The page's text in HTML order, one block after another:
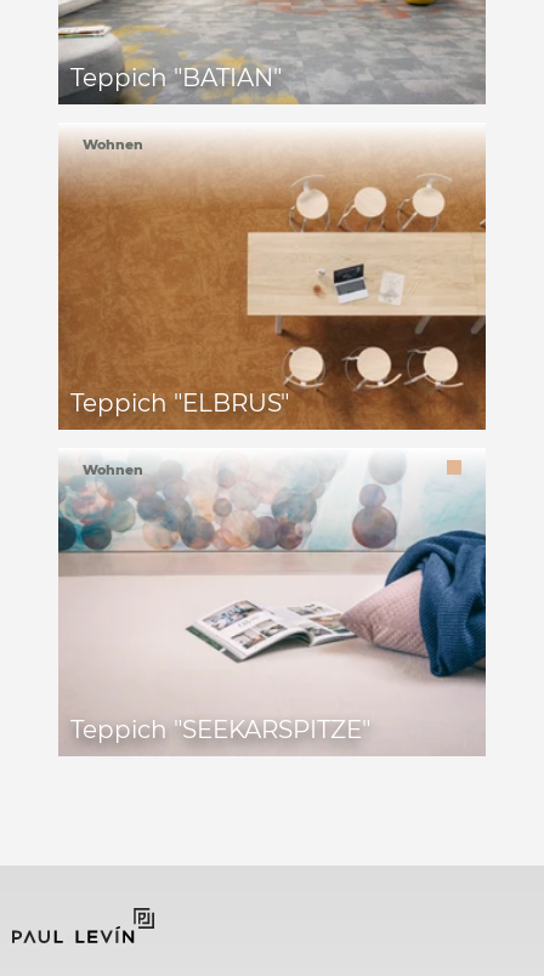
Teppich "BATIAN"
Teppich "ELBRUS"
Wohnen
Teppich "SEEKARSPITZE"
Wohnen